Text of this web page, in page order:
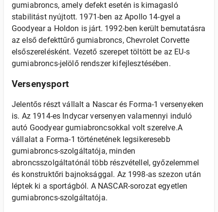
gumiabroncs, amely defekt esetén is kimagasló
stabilitást nyújtott. 1971-ben az Apollo 14-gyel a
Goodyear a Holdon is járt. 1992-ben került bemutatásra
az első defekttűrő gumiabroncs, Chevrolet Corvette
elsőszerelésként. Vezető szerepet töltött be az EU-s
gumiabroncs-jelölő rendszer kifejlesztésében.
Versenysport
Jelentős részt vállalt a Nascar és Forma-1 versenyeken
is. Az 1914-es Indycar versenyen valamennyi induló
autó Goodyear gumiabroncsokkal volt szerelve.A
vállalat a Forma-1 történetének legsikeresebb
gumiabroncs-szolgáltatója, minden
abroncsszolgáltatónál több részvétellel, győzelemmel
és konstruktőri bajnoksággal. Az 1998-as szezon után
léptek ki a sportágból. A NASCAR-sorozat egyetlen
gumiabroncs-szolgáltatója.